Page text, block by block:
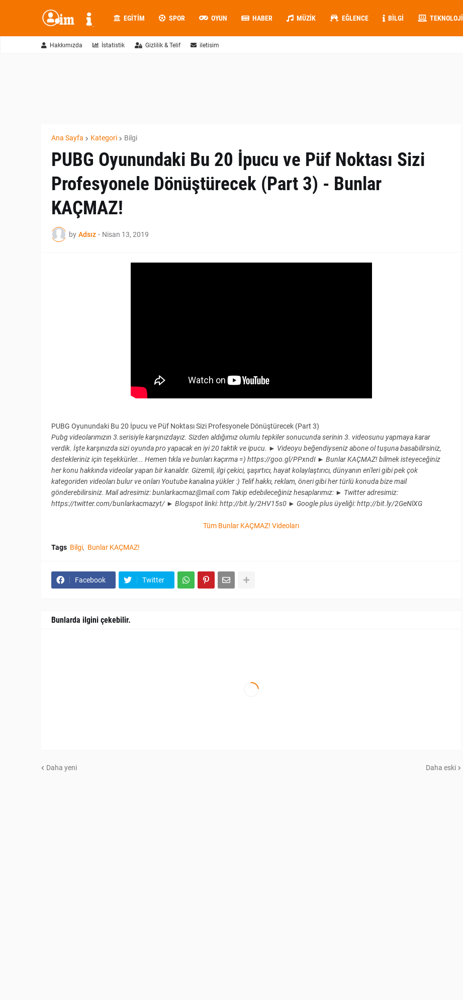
EGITIM SPOR OYUN HABER MÜZIK EĞLENCE BILGI TEKNOLOJI
Hakkımızda İstatistik Gizlilik & Telif iletisim
Ana Sayfa Kategori Bilgi
PUBG Oyunundaki Bu 20 İpucu ve Püf Noktası Sizi
Profesyonele Dönüştürecek (Part 3) - Bunlar
KAÇMAZ!
by Adsız - Nisan 13, 2019
PUBG Oyunundaki Bu 20 İpucu ve Püf Noktası Sizi Profesyonele Dönüştürecek (Part 3)
Pubg videolarımızın 3.serisiyle karşınızdayız. Sizden aldığımız olumlu tepkiler sonucunda serinin 3. videosunu yapmaya karar
verdik. İşte karşınızda sizi oyunda pro yapacak en iyi 20 taktik ve ipucu. ► Videoyu beğendiyseniz abone ol tuşuna basabilirsiniz,
destekleriniz için teşekkürler... Hemen tıkla ve bunları kaçırma =) https://goo.gl/PPxndI ► Bunlar KAÇMAZ! bilmek isteyeceğiniz
her konu hakkında videolar yapan bir kanaldır. Gizemli, ilgi çekici, şaşırtıcı, hayat kolaylaştırıcı, dünyanın en'leri gibi pek çok
kategoriden videoları bulur ve onları Youtube kanalına yükler :) Telif hakkı, reklam, öneri gibi her türlü konuda bize mail
gönderebilirsiniz. Mail adresimiz: bunlarkacmaz@mail.com Takip edebileceğiniz hesaplarımız: ► Twitter adresimiz:
https://twitter.com/bunlarkacmazyt/ ► Blogspot linki: http://bit.ly/2HV15s0 ► Google plus üyeliği: http://bit.ly/2GeNlXG
Tüm Bunlar KAÇMAZ! Videoları
Tags Bilgi Bunlar KAÇMAZ!
Facebook Twitter
Bunlarda ilgini çekebilir.
Daha yeni Daha eski